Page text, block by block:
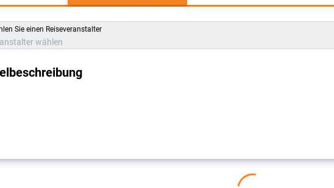
Sie einen Reiseveranstalter
wählen